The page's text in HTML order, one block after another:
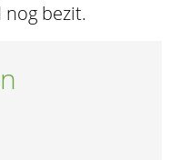
bezit.